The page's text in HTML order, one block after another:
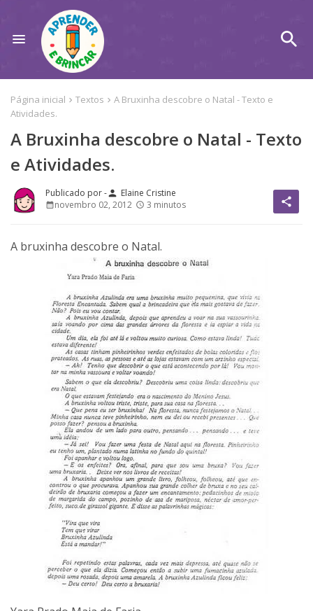
Página inicial Textos
A Bruxinha descobre o Natal - Texto e
Atividades.
A Bruxinha descobre o Natal - Texto
e Atividades.
person Elaine Cristine
novembro 02, 2012
3 minutos share
A bruxinha descobre o Natal.